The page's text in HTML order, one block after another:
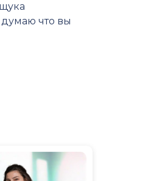
думаю что вы